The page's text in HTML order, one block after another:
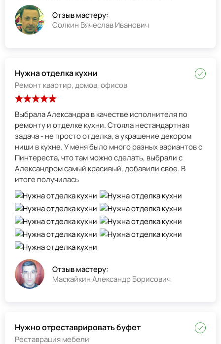
Отзыв мастеру:
Солкин Вячеслав Иванович
Нужна отделка кухни
Ремонт квартир, домов, офисов
Выбрала Александра в качестве исполнителя по
ремонту и отделке кухни. Стояла нестандартная
задача - не просто отделка, а украшение декором
ниши в кухне. У меня было много разных вариантов с
Пинтереста, что там можно сделать, выбрали с
Александром самый красивый, добавили свое. В
итоге получилась
Отзыв мастеру:
Маскайкин Александр Борисович
Нужно отреставрировать буфет
Реставрация мебели